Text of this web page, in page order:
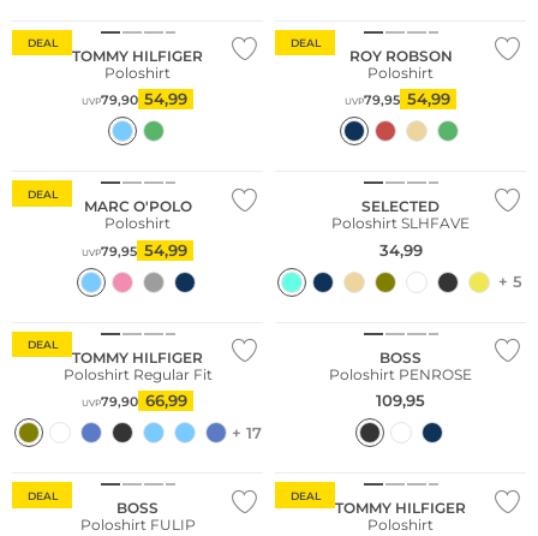
DEAL
TOMMY HILFIGER
Poloshirt
UVP79,90 54,99
DEAL
ROY ROBSON
Poloshirt
UVP79,95 54,99
DEAL
MARC O'POLO
Poloshirt
UVP79,95 54,99
Nachhaltig
SELECTED
Poloshirt SLHFAVE
34,99
+ 5
DEAL
Nachhaltig
TOMMY HILFIGER
Poloshirt Regular Fit
UVP79,90 66,99
+ 17
Große Größen
BOSS
Poloshirt PENROSE
109,95
DEAL
BOSS
Poloshirt FULIP
DEAL
TOMMY HILFIGER
Poloshirt